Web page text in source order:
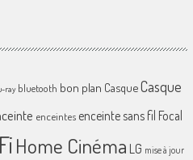
ray bluetooth bon plan CasqueCasque
enceintes enceinte sans fil Focal
Home Cinéma LG mise à jour